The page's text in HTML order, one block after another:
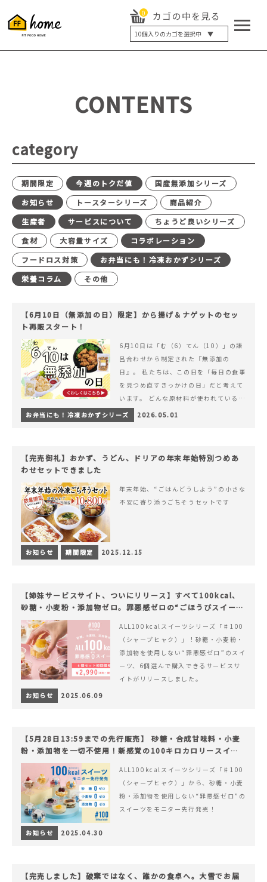
0 カゴの中を見る
10個入りのカゴを選択中 ▼
5個入り
20個入り
最大12%OFF
CONTENTS
category
期間限定 今週のトクだ値
国産無添加シリーズ
お知らせ
トースターシリーズ
商品紹介
生産者
サービスについて
ちょうど良いシリーズ
食材
大容量サイズ
コラボレーション
フードロス対策
お弁当にも！冷凍おかずシリーズ
栄養コラム
その他
【6月10日（無添加の日）限定】から揚げ＆ナゲットのセッ
ト再販スタート！
6月10日は「む（6）てん（10）」の語
呂合わせから制定された『無添加の
日』。 私たちは、この日を「毎日の食事
を見つめ直すきっかけの日」だと考えて
います。 どんな原材料が使われているの
か。 どのようにつくられているのか。&
hellip; 続きを読む 【6月10日（無添加
お弁当にも！冷凍おかずシリーズ 2026.05.01
【完売御礼】おかず、うどん、ドリアの年末年始特別つめあ
わせセットできました
年末年始、“ごはんどうしよう”の小さな
不安に寄り添うごちそうセットです
お知らせ 期間限定 2025.12.15
【姉妹サービスサイト、ついにリリース】すべて100kcal、
砂糖・小麦粉・添加物ゼロ。罪悪感ゼロの“ごほうびスイー
ツ”『#100（シャープ100）』
ALL100kcalスイーツシリーズ「♯100
（シャープヒャク）」！砂糖・小麦粉・
添加物を使用しない“罪悪感ゼロ”のスイ
ーツ、6個選んで購入できるサービスサ
イトがリリースしました。
お知らせ
2025.06.09
【5月28日13:59までの先行販売】 砂糖・合成甘味料・小麦
粉・添加物を一切不使用！新感覚の100キロカロリースイー
ツでヘルシーライフを。
ALL100kcalスイーツシリーズ「♯100
（シャープヒャク）」から、砂糖・小麦
粉・添加物を使用しない“罪悪感ゼロ”の
スイーツをモニター先行発売！
お知らせ 2025.04.30
【完売しました】破棄ではなく、誰かの食卓へ。大雪でお届